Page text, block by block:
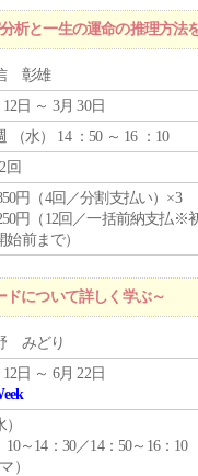
析と一生の運命の推理方法
彰雄
12日 ～ 3月 30日
（水） 14 ：50 ～ 16 ：10
回
円（4回／分割支払い）×3
円（12回／一括前納支払※
始前まで）
について詳しく学ぶ～
みどり
12日 ～ 6月 22日
）
10～14：30／14：50～16：10
）